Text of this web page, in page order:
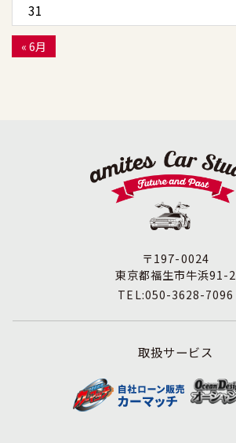
31
« 6月
〒197-0024
東京都福生市牛浜91-2
TEL:050-3628-7096
取扱サービス